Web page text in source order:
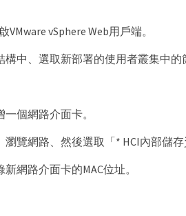
vSphere Web用戶端。
中、選取新部署的使用者叢集中的
個網路介面卡。
覽網路、然後選取「* HCI內部儲存
網路介面卡的MAC位址。